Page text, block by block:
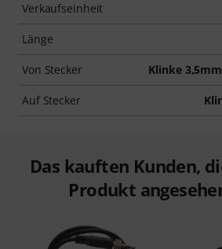
Verkaufseinheit
Länge
Von Stecker Klinke
Auf Stecker
Das kauften Kunden,
Produkt